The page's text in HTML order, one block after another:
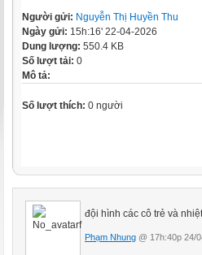
Người gửi: Nguyễn Thị Huyền Thu
Ngày gửi: 15h:16' 22-04-2026
Dung lượng: 550.4 KB
Số lượt tải: 0
Mô tả:
Số lượt thích: 0 người
đội hình các cô trẻ và
Phạm Nhung @ 17h:40p 24/